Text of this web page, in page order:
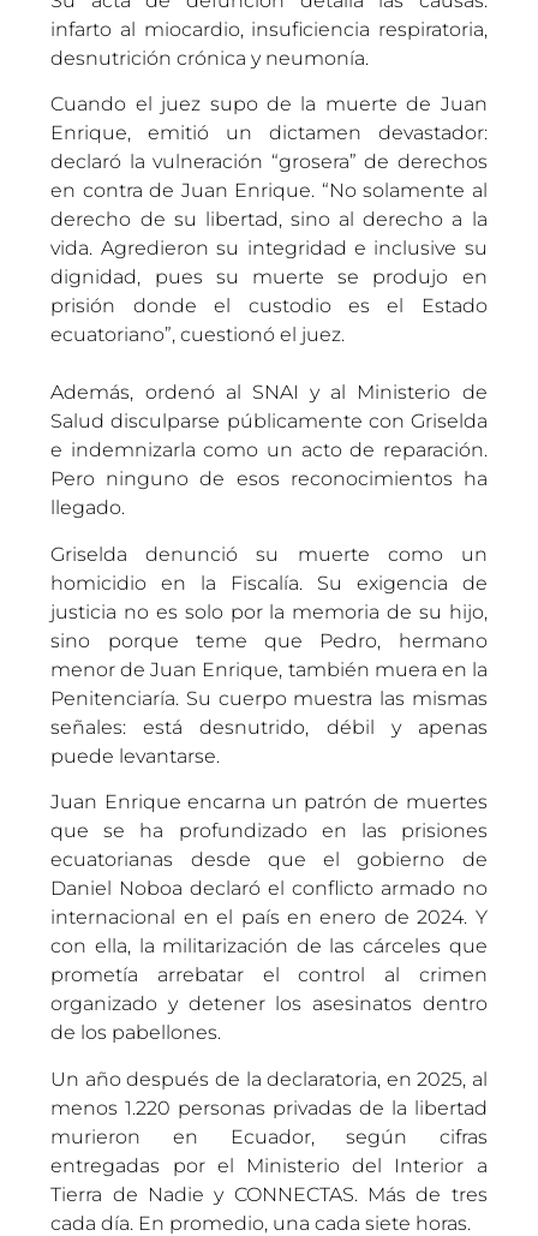
infarto al miocardio, insuficiencia respiratoria,
desnutrición crónica y neumonía.
Cuando el juez supo de la muerte de Juan
Enrique, emitió un dictamen devastador:
declaró la vulneración “grosera” de derechos
en contra de Juan Enrique. “No solamente al
derecho de su libertad, sino al derecho a la
vida. Agredieron su integridad e inclusive su
dignidad, pues su muerte se produjo en
prisión donde el custodio es el Estado
ecuatoriano”, cuestionó el juez.
Además, ordenó al SNAI y al Ministerio de
Salud disculparse públicamente con Griselda
e indemnizarla como un acto de reparación.
Pero ninguno de esos reconocimientos ha
llegado.
Griselda denunció su muerte como un
homicidio en la Fiscalía. Su exigencia de
justicia no es solo por la memoria de su hijo,
sino porque teme que Pedro, hermano
menor de Juan Enrique, también muera en la
Penitenciaría. Su cuerpo muestra las mismas
señales: está desnutrido, débil y apenas
puede levantarse.
Juan Enrique encarna un patrón de muertes
que se ha profundizado en las prisiones
ecuatorianas desde que el gobierno de
Daniel Noboa declaró el conflicto armado no
internacional en el país en enero de 2024. Y
con ella, la militarización de las cárceles que
prometía arrebatar el control al crimen
organizado y detener los asesinatos dentro
de los pabellones.
Un año después de la declaratoria, en 2025, al
menos 1.220 personas privadas de la libertad
murieron en Ecuador, según cifras
entregadas por el Ministerio del Interior a
Tierra de Nadie y CONNECTAS. Más de tres
cada día. En promedio, una cada siete horas.